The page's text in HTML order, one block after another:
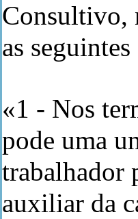
Consultivo,
as
«1 - Nos
pode uma
trabalhador
auxiliar da